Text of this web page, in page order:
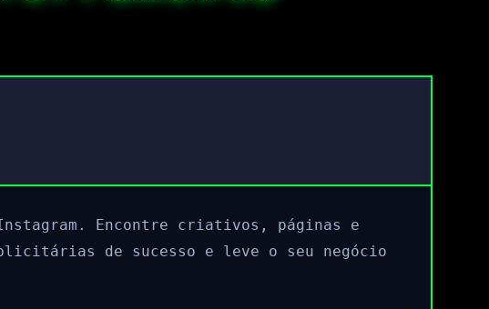
Instagram. Encontre criativos, páginas e
de sucesso e leve o seu negócio